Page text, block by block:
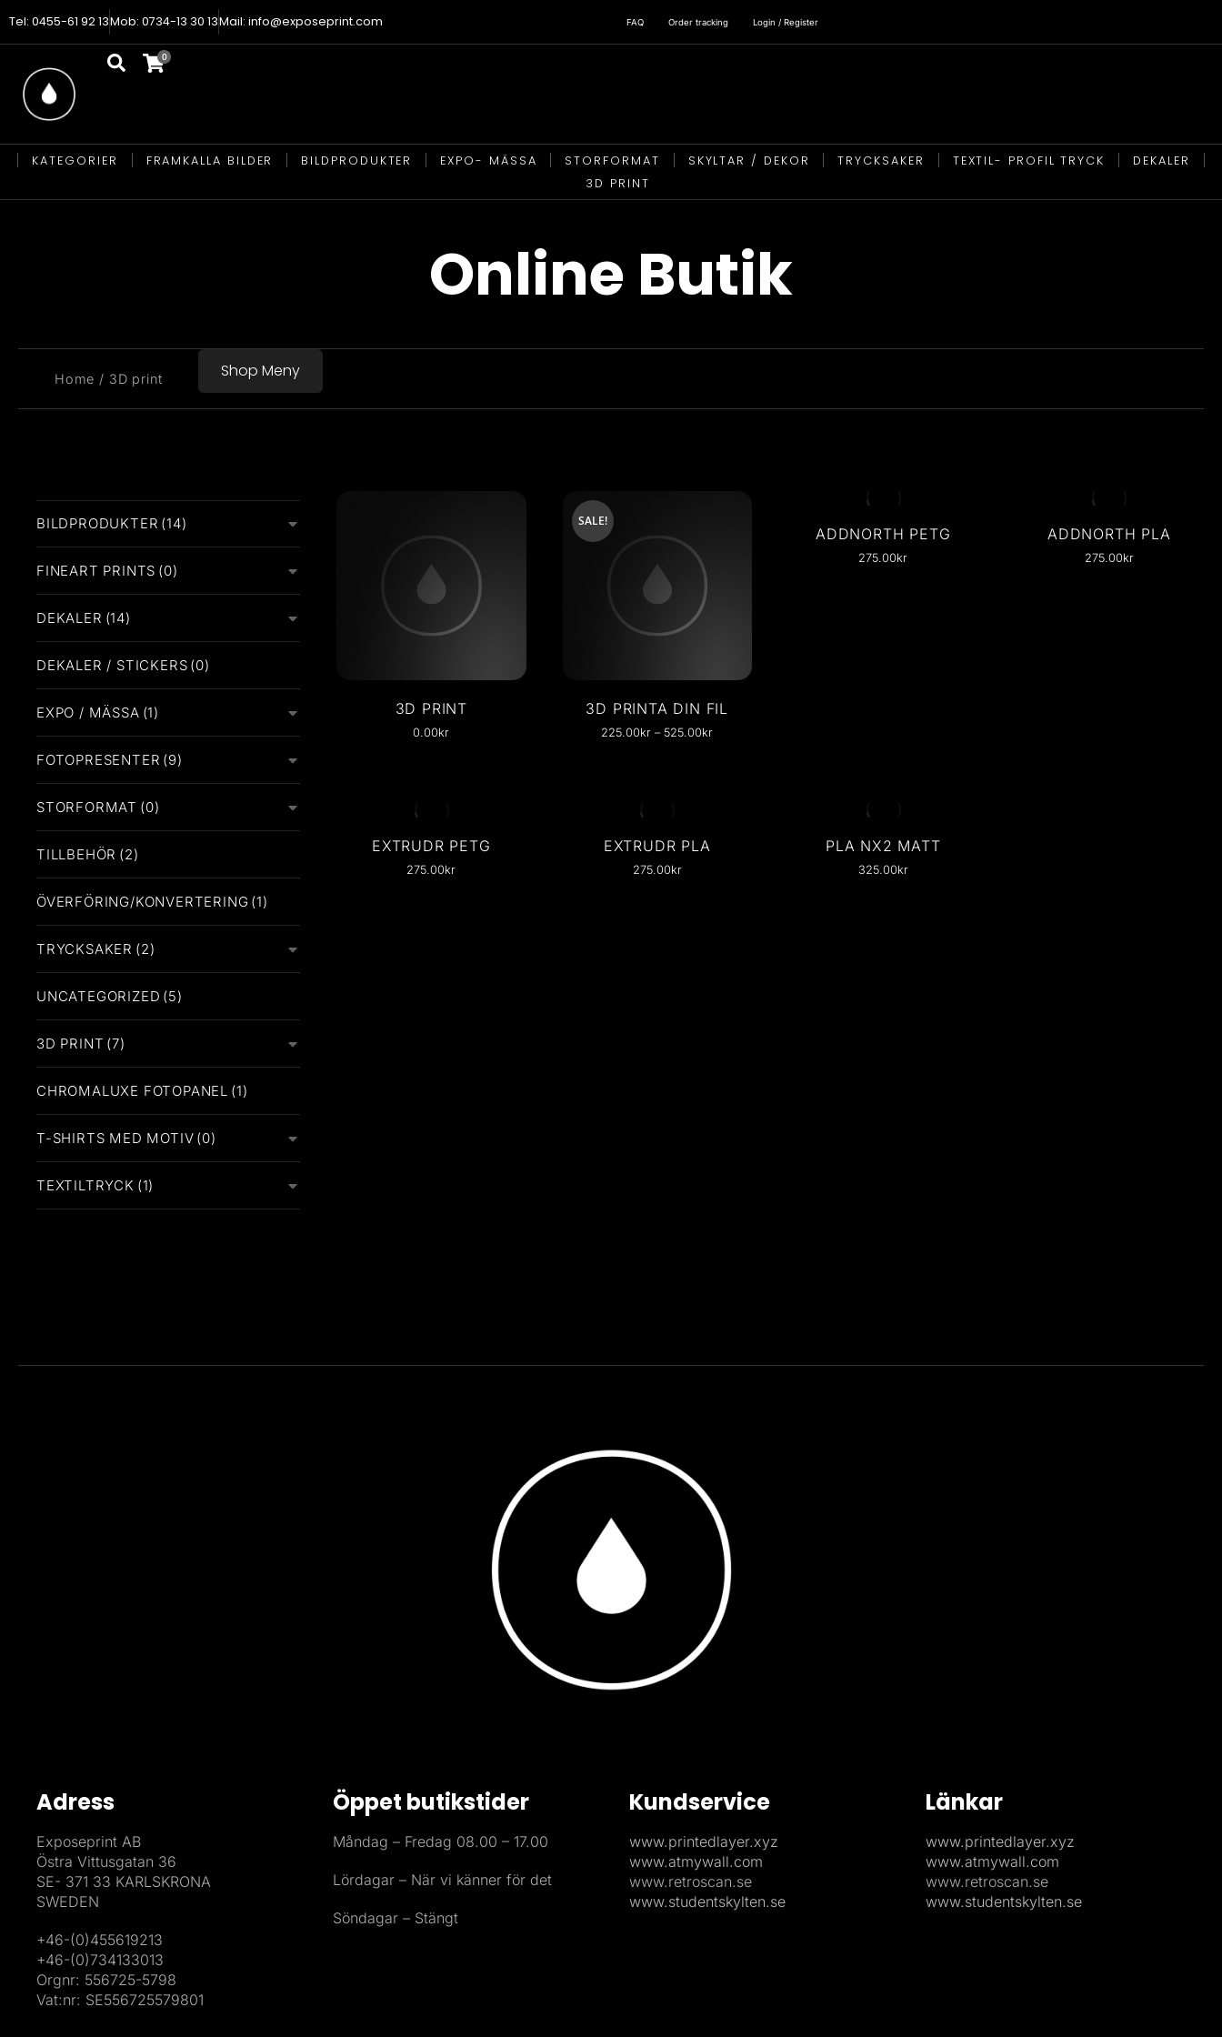
Tel: 0455-61 92 13Mob: 0734-13 30 13Mail: info@exposeprint.com FAQ Order tracking Login / Register
KATEGORIER FRAMKALLA BILDER BILDPRODUKTER EXPO- MÄSSA STORFORMAT SKYLTAR / DEKOR TRYCKSAKER TEXTIL- PROFIL TRYCK
DEKALER
3D PRINT
Online Butik
You are here:
Home 3D print Shop Meny
BILDPRODUKTER (14)
FINEART PRINTS (0)
DEKALER (14)
DEKALER / STICKERS (0)
EXPO / MÄSSA (1)
FOTOPRESENTER (9)
STORFORMAT (0)
TILLBEHÖR (2)
ÖVERFÖRING/KONVERTERING (1)
TRYCKSAKER (2)
UNCATEGORIZED (5)
3D PRINT (7)
CHROMALUXE FOTOPANEL (1)
T-SHIRTS MED MOTIV (0)
TEXTILTRYCK (1)
3D PRINT
0.00kr
SALE!
3D PRINTA DIN FIL
225.00kr – 525.00kr
ADDNORTH PETG
275.00kr
ADDNORTH PLA
275.00kr
EXTRUDR PETG
275.00kr
EXTRUDR PLA
275.00kr
PLA NX2 MATT
325.00kr
Adress
Exposeprint AB
Östra Vittusgatan 36
SE- 371 33 KARLSKRONA
SWEDEN
+46-(0)455619213
+46-(0)734133013
Orgnr: 556725-5798
Vat:nr: SE556725579801
Öppet butikstider
Måndag – Fredag 08.00 – 17.00
Lördagar – När vi känner för det
Söndagar – Stängt
Kundservice
www.printedlayer.xyz
www.atmywall.com
www.retroscan.se
www.studentskylten.se
Länkar
www.printedlayer.xyz
www.atmywall.com
www.retroscan.se
www.studentskylten.se